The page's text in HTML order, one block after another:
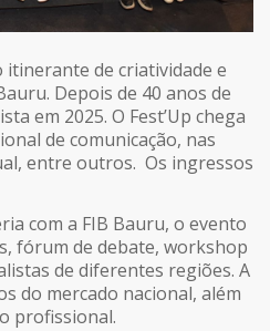
itinerante de criatividade e
Depois de 40 anos de
em 2025. O Fest’Up chega
de comunicação, nas
entre outros. Os ingressos
com a FIB Bauru, o evento
fórum de debate, workshop
de diferentes regiões. A
do mercado nacional, além
profissional.